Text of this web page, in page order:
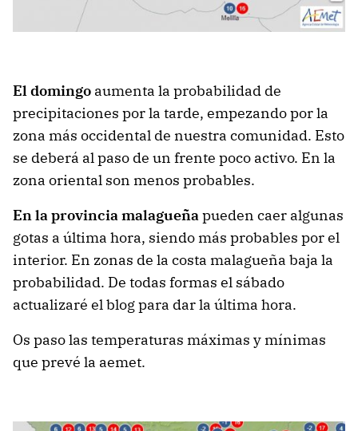
El domingo aumenta la probabilidad de
precipitaciones por la tarde, empezando por la
zona más occidental de nuestra comunidad. Esto
se deberá al paso de un frente poco activo. En la
zona oriental son menos probables.
En la provincia malagueñapueden caer algunas
gotas a última hora, siendo más probables por el
interior. En zonas de la costa malagueña baja la
probabilidad. De todas formas el sábado
actualizaré el blog para dar la última hora.
Os paso las temperaturas máximas y mínimas
que prevé la aemet.